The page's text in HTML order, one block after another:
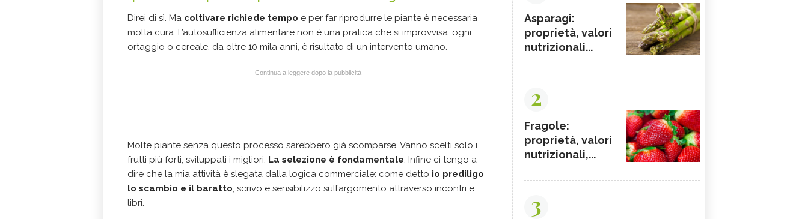
Direi di sì. Ma coltivare richiede tempo e per far riprodurre le piante è necessaria
molta cura. L’autosufficienza alimentare non è una pratica che si improvvisa: ogni
ortaggio o cereale, da oltre 10 mila anni, è risultato di un intervento umano.
Continua a leggere dopo la pubblicità
Molte piante senza questo processo sarebbero già scomparse. Vanno scelti solo i
frutti più forti, sviluppati i migliori. La selezione è fondamentale. Infine ci tengo a
dire che la mia attività è slegata dalla logica commerciale: come detto io prediligo
lo scambio e il baratto, scrivo e sensibilizzo sull’argomento attraverso incontri e
libri.
Asparagi:
proprietà, valori
nutrizionali...
2
Fragole:
proprietà, valori
nutrizionali,...
3